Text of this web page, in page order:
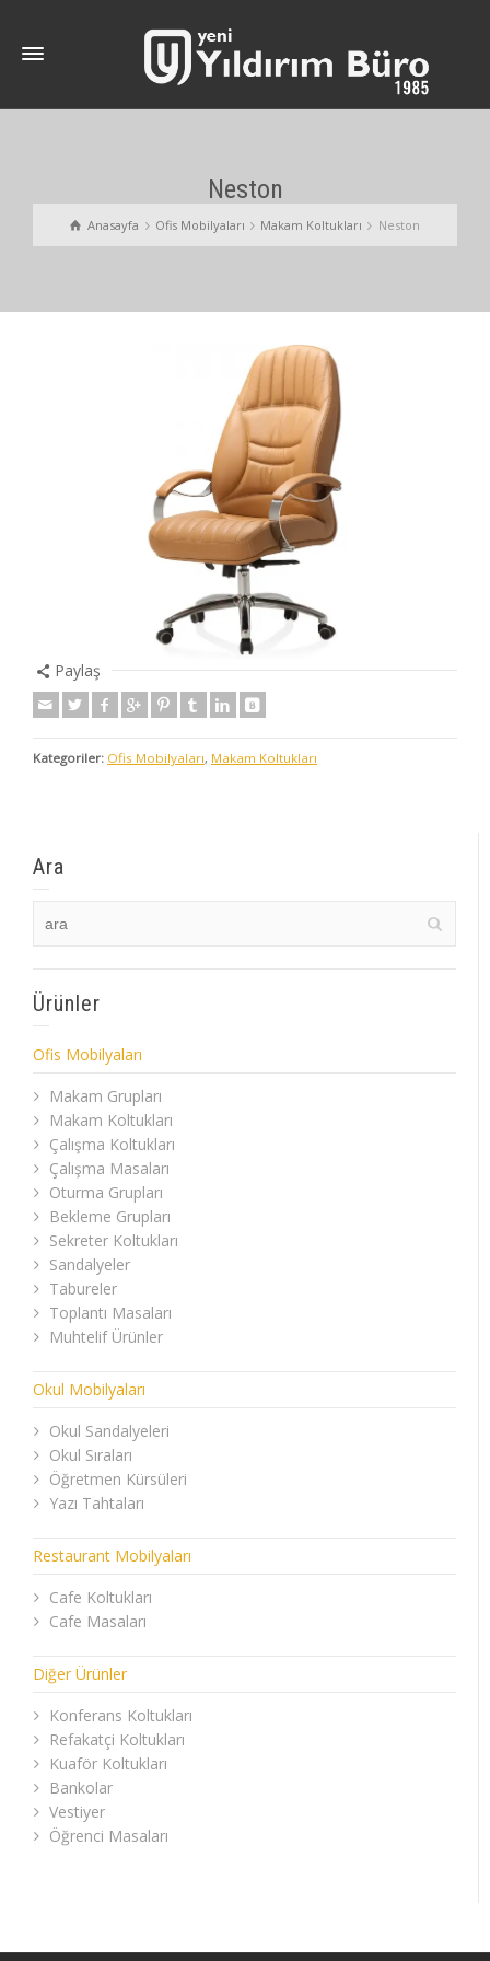
Neston
Anasayfa Ofis Mobilyaları Makam Koltukları Neston
Paylaş
Kategoriler: Ofis Mobilyaları, Makam Koltukları
Ara
Ürünler
Ofis Mobilyaları
Makam Grupları
Makam Koltukları
Çalışma Koltukları
Çalışma Masaları
Oturma Grupları
Bekleme Grupları
Sekreter Koltukları
Sandalyeler
Tabureler
Toplantı Masaları
Muhtelif Ürünler
Okul Mobilyaları
Okul Sandalyeleri
Okul Sıraları
Öğretmen Kürsüleri
Yazı Tahtaları
Restaurant Mobilyaları
Cafe Koltukları
Cafe Masaları
Diğer Ürünler
Konferans Koltukları
Refakatçi Koltukları
Kuaför Koltukları
Bankolar
Vestiyer
Öğrenci Masaları